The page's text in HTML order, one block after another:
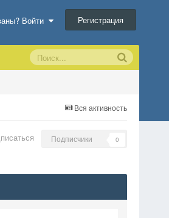
Войти Регистрация
Вся активность
Подписчики 0